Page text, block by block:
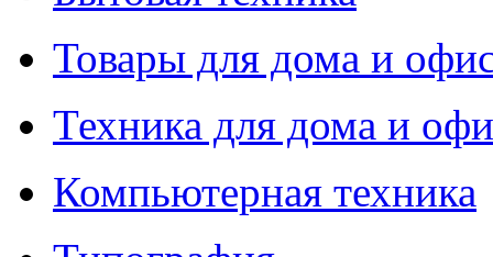
Товары для дома и
Техника для дома и
Компьютерная техника